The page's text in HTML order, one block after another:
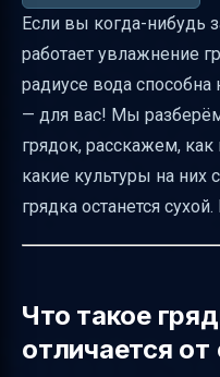
Что происходит
и без него
Влияние дождя
Как правильно
Что будет, если
Значения
Таблица
Если вы когда-нибудь
работает увлажнение
радиусе вода
— для вас! Мы
грядок, расскажем,
какие культуры на них
грядка останется
Что такое
отличается